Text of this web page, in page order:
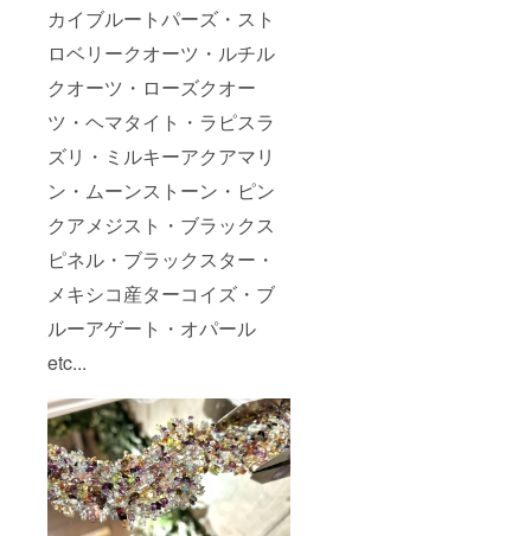
カイブルートパーズ・スト
ロベリークオーツ・ルチル
クオーツ・ローズクオー
ツ・ヘマタイト・ラピスラ
ズリ・ミルキーアクアマリ
ン・ムーンストーン・ピン
クアメジスト・ブラックス
ピネル・ブラックスター・
メキシコ産ターコイズ・ブ
ルーアゲート・オパール
etc...